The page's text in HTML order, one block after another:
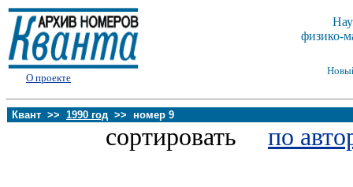
О проекте
физико-
Квант >> 1990 год >> номер 9
сортировать по